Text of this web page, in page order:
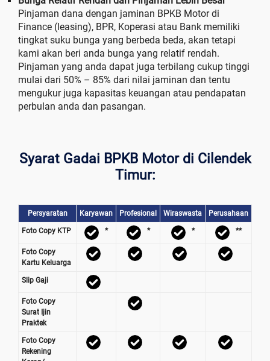
Pinjaman dana dengan jaminan BPKB Motor di
Finance (leasing), BPR, Koperasi atau Bank memiliki
tingkat suku bunga yang berbeda beda, akan tetapi
kami akan beri anda bunga yang relatif rendah.
Pinjaman yang anda dapat juga terbilang cukup tinggi
mulai dari 50% – 85% dari nilai jaminan dan tentu
mengukur juga kapasitas keuangan atau pendapatan
perbulan anda dan pasangan.
Syarat Gadai BPKB Motor di Cilendek
Timur:
Persyaratan Karyawan Profesional Wiraswasta Perusahaan
Foto Copy KTP * * * **
Foto Copy
Kartu Keluarga
Slip Gaji
Foto Copy
Surat Ijin
Praktek
Foto Copy
Rekening